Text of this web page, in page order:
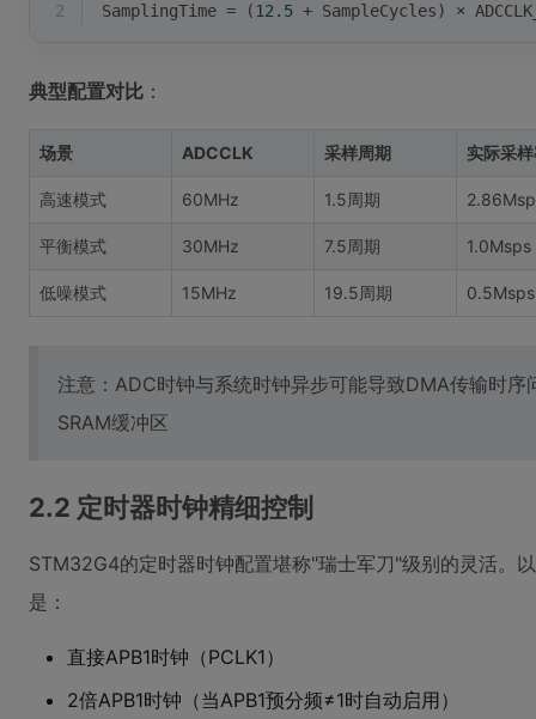
2
SamplingTime = (12.5 + SampleCycles) ×
典型配置对比 ：
场景 ADCCLK 采样周期 实际采
高速模式 60MHz 1.5周期
平衡模式 30MHz 7.5周期 1.0Msps
低噪模式 15MHz 19.5周期 0.5Msps
注意：ADC时钟与系统时钟异步可能导致DMA传输时
SRAM缓冲区
2.2 定时器时钟精细控制
STM32G4的定时器时钟配置堪称"瑞士军刀"级别的灵活。
是：
直接APB1时钟（PCLK1）
2倍APB1时钟（当APB1预分频≠1时自动启用）